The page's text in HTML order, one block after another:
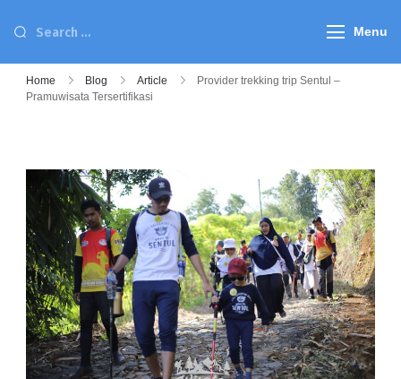
Menu
Home Blog Article
Provider trekking trip Sentul –
Pramuwisata Tersertifikasi